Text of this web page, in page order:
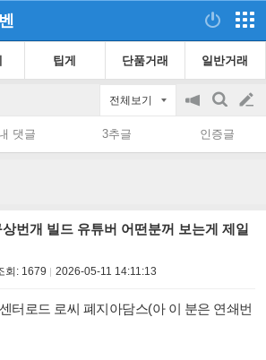
팁게 단품거래 일반거래
전체보기
공
on/off
검
색
글
쓰
댓글 3추글 인증글
번개 빌드 유튜버 어떤분꺼 보는게 제일
회: 1679 2026-05-11 14:11:13
터로드 로씨 폐지아담스(아 이 분은 연쇄번